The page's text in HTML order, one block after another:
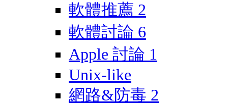
軟體推薦 2
軟體討論 6
Apple 討論 1
Unix-like
網路&防毒 2